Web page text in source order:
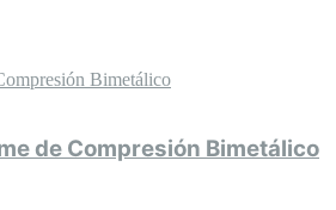
Bimetálico
de Compresión Bimetálico